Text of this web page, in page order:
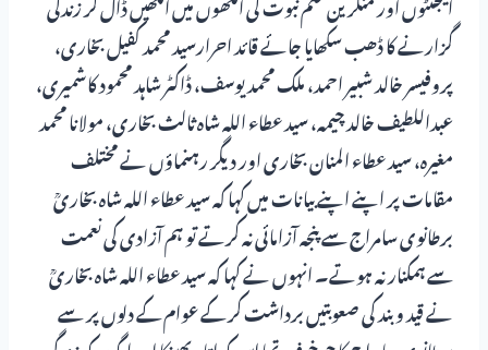
گزارنے کا ڈھب سکھایا جائے قائد احرارسید محمد کفیل بخاری،
پروفیسر خالد شبیر احمد، ملک محمد یوسف، ڈاکٹر شاہد محمود کاشمیری،
عبداللطیف خالد چیمہ، سید عطاء اللہ شاہ ثالث بخاری، مولانا محمد
مغیرہ، سید عطاء المنان بخاری اور دیگر رہنماؤں نے مختلف
مقامات پر اپنے اپنے بیانات میں کہا کہ سید عطاء اللہ شاہ بخاریؒ
برطانوی سامراج سے پنجہ آزامائی نہ کرتے تو ہم آزادی کی نعمت
سے ہمکنار نہ ہوتے۔ انہوں نے کہا کہ سید عطاء اللہ شاہ بخاریؒ
نے قید و بند کی صعوبتیں برداشت کر کے عوام کے دلوں پر سے